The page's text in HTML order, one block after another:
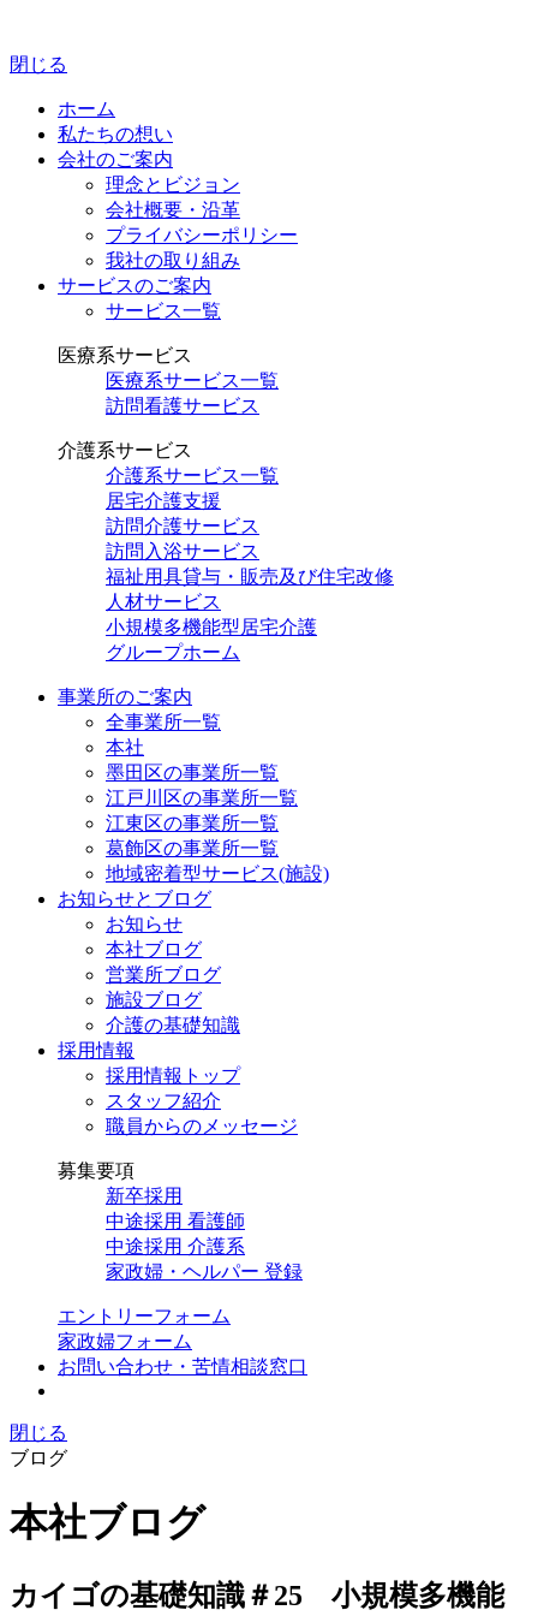
閉じる
ホーム
私たちの想い
会社のご案内
理念とビジョン
会社概要・沿革
プライバシーポリシー
我社の取り組み
サービスのご案内
サービス一覧
医療系サービス
医療系サービス一覧
訪問看護サービス
介護系サービス
介護系サービス一覧
居宅介護支援
訪問介護サービス
訪問入浴サービス
福祉用具貸与・販売及び住宅改修
人材サービス
小規模多機能型居宅介護
グループホーム
事業所のご案内
全事業所一覧
本社
墨田区の事業所一覧
江戸川区の事業所一覧
江東区の事業所一覧
葛飾区の事業所一覧
地域密着型サービス(施設)
お知らせとブログ
お知らせ
本社ブログ
営業所ブログ
施設ブログ
介護の基礎知識
採用情報
採用情報トップ
スタッフ紹介
職員からのメッセージ
募集要項
新卒採用
中途採用 看護師
中途採用 介護系
家政婦・ヘルパー 登録
エントリーフォーム
家政婦フォーム
お問い合わせ・苦情相談窓口
閉じる
ブログ
本社ブログ
カイゴの基礎知識＃25 小規模多機能